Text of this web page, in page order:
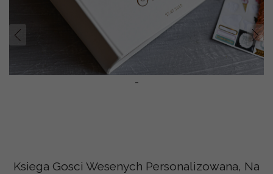
-
Prev
Ksiega Gosci Wesenych Personalizowana, Na